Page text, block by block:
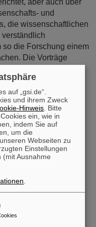
und
die wissenschaftlichen
die Forschung einem
Die Vorträge
oder von
und
Stadtteil mit
bewegte
auf „gsi.de“.
und ihrem Zweck
Hinweis . Bitte
ein, wie in
indem Sie auf
um die
Webseiten zu
Einstellungen
Ausnahme